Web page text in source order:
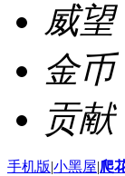
威望
金币
贡献
手机版|小黑屋|爬